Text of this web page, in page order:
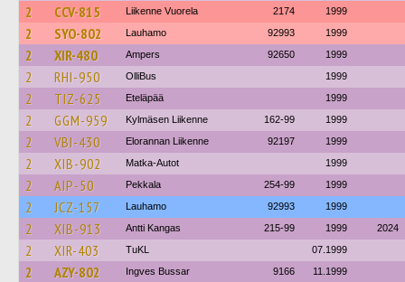
2 CCV-815 Liikenne Vuorela 2174 1999
2 SYO-802 Lauhamo 92993 1999
2 XIR-480 Ampers 92650 1999
2 RHI-950 OlliBus 1999
2 TIZ-625 Eteläpää 1999
2 GGM-959 Kylmäsen Liikenne 162-99 1999
2 VBI-430 Elorannan Liikenne 92197 1999
2 XIB-902 Matka-Autot 1999
2 AIP-50 Pekkala 254-99 1999
2 JCZ-157 Lauhamo 92993 1999
2 XIB-913 Antti Kangas 215-99 1999 2024
2 XIR-403 TuKL 07.1999
2 AZY-802 Ingves Bussar 9166 11.1999